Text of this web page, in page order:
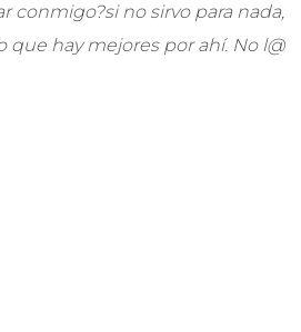
conmigo?si no sirvo para nada,
que hay mejores por ahí. No l@